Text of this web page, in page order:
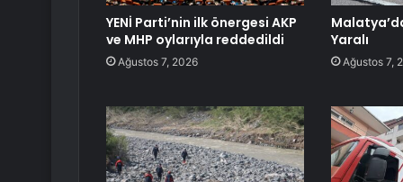
YENİ Parti’nin ilk önergesi AKP
ve MHP oylarıyla reddedildi
Ağustos 7, 2026
Yaralı
Ağustos 7,